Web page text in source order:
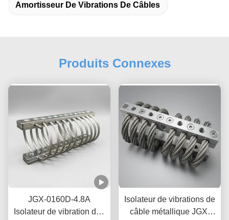
Amortisseur De Vibrations De Câbles
Produits Connexes
JGX-0160D-4.8A
Isolateur de vibration des
Isolateur de vibrations de
câble métallique JGX-